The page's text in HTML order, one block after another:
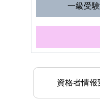
一級受験
資格者情報